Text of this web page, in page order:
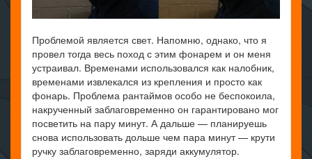
Проблемой является свет. Напомню, однако, что я
провел тогда весь поход с этим фонарем и он меня
устраивал. Временами использовался как налобник,
временами извлекался из крепления и просто как
фонарь. Проблема рантаймов особо не беспокоила,
накрученный заблаговременно он гарантировано мог
посветить на пару минут. А дальше — планируешь
снова использовать дольше чем пара минут — крути
ручку заблаговременно, заряди аккумулятор.